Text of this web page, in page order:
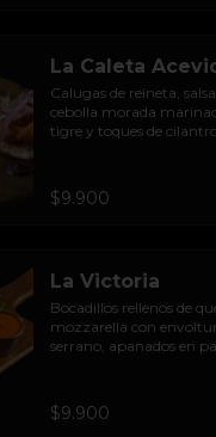
La Caleta
Calugas de reineta,
cebolla morada
tigre y toques de
$9.900
La Victoria
Bocadillos rellenos de
mozzarella con
serrano, apanados en
$9.900